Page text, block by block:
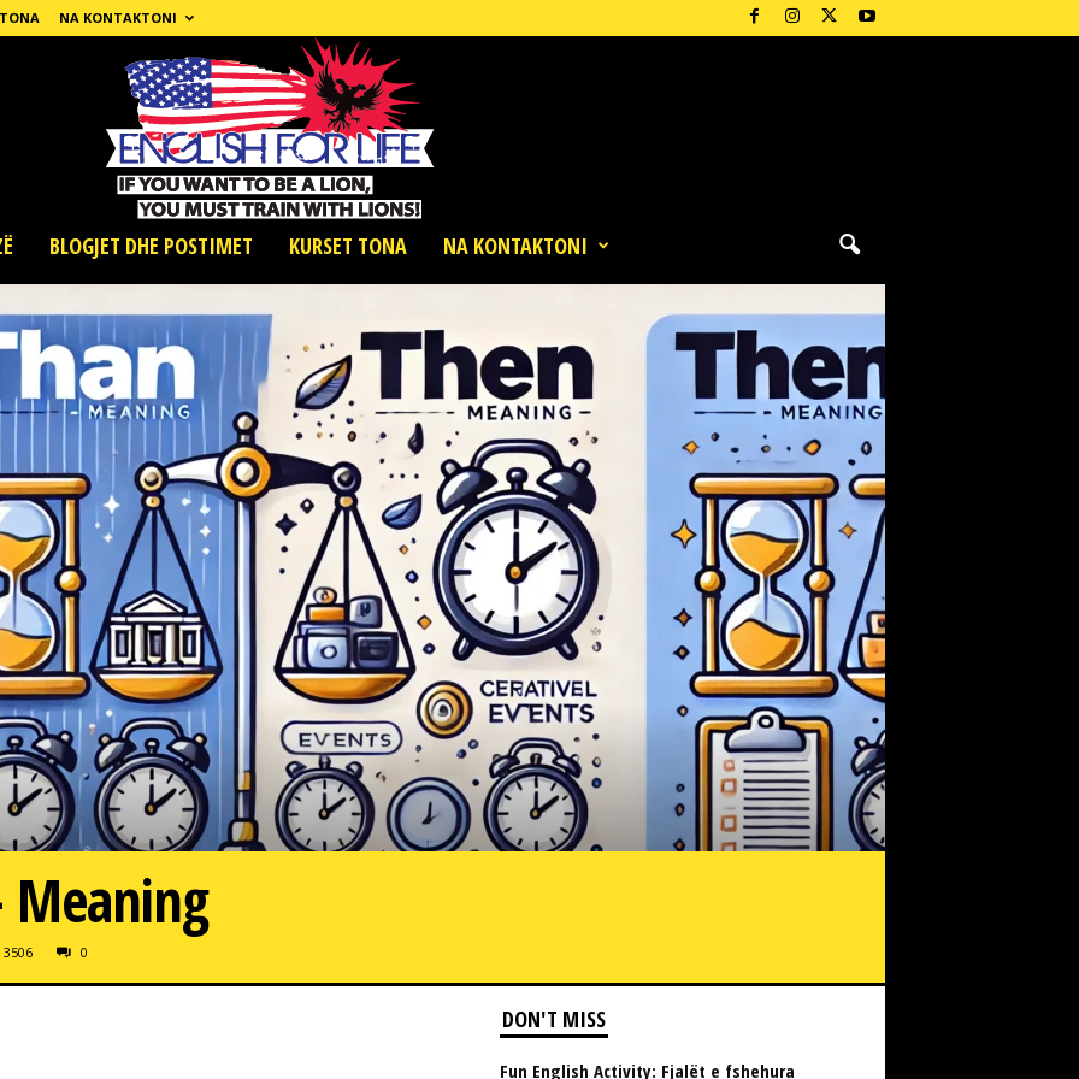
NA KONTAKTONI
BLOGJET DHE POSTIMET KURSET TONA NA KONTAKTONI
Meaning
3506 0
DON'T MISS
Fun English Activity: Fjalët e fshehura